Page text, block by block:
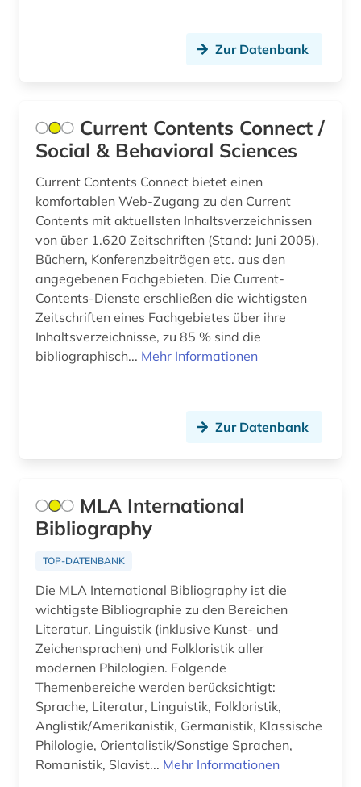
arbeiterbewegung (1)
arbeitsbedingungen und -politik (1)
arbeitsfeld (1)
arbeitsgestaltung (1)
arbeitslosigkeit (1)
arbeitsmarkt (2)
arbeitsmarktforschung (2)
arbeitsplanung (1)
arbeitsrecht (4)
arbeitsschutz (4)
arbeitstherapie (1)
architekt (1)
architektur (29)
architekturgeschichte (2)
architekturzeitschrift (1)
archiv (5)
Sachsen-Anhalt (2)
Schweden (53)
Schweiz (25)
Serbien (7)
Slowakei (10)
Slowenien (6)
Spanien (16)
Thueringen (5)
Tuerkei (6)
USA (46)
Ukraine (7)
Ungarn (9)
Vatikanstadt (1)
Zur Datenbank
Current Contents Connect /
Social & Behavioral Sciences
Current Contents Connect bietet einen
komfortablen Web-Zugang zu den Current
Contents mit aktuellsten Inhaltsverzeichnissen
von über 1.620 Zeitschriften (Stand: Juni 2005),
Büchern, Konferenzbeiträgen etc. aus den
angegebenen Fachgebieten. Die Current-
Contents-Dienste erschließen die wichtigsten
Zeitschriften eines Fachgebietes über ihre
Inhaltsverzeichnisse, zu 85 % sind die
bibliographisch... Mehr Informationen
Zur Datenbank
MLA International
Bibliography
TOP-DATENBANK
Die MLA International Bibliography ist die
wichtigste Bibliographie zu den Bereichen
Literatur, Linguistik (inklusive Kunst- und
Zeichensprachen) und Folkloristik aller
modernen Philologien. Folgende
Themenbereiche werden berücksichtigt:
Sprache, Literatur, Linguistik, Folkloristik,
Anglistik/Amerikanistik, Germanistik, Klassische
Philologie, Orientalistik/Sonstige Sprachen,
Romanistik, Slavist... Mehr Informationen